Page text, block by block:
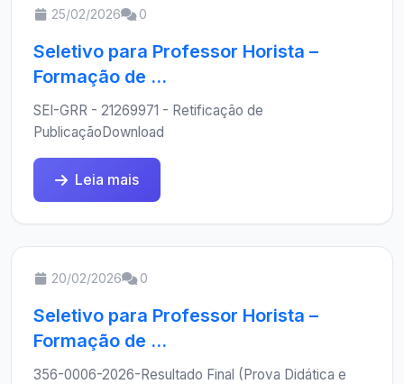
25/02/2026 0
Seletivo para Professor Horista –
Formação de ...
SEI-GRR - 21269971 - Retificação de
PublicaçãoDownload
Leia mais
20/02/2026 0
Seletivo para Professor Horista –
Formação de ...
356-0006-2026-Resultado Final (Prova Didática e